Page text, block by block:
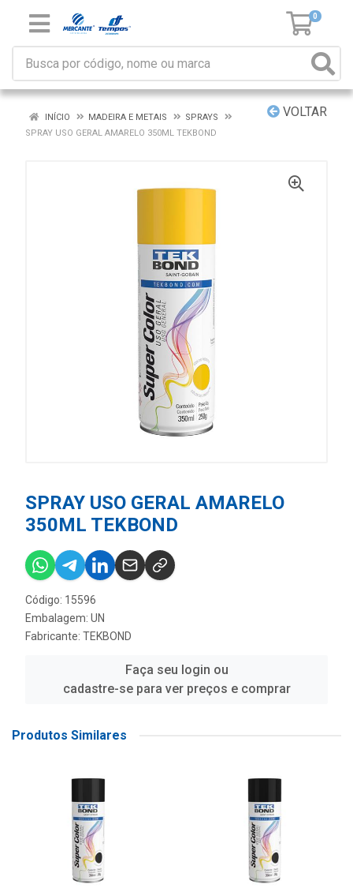
0
VOLTAR
INÍCIO MADEIRA E METAIS
SPRAYS
SPRAY USO GERAL AMARELO 350ML TEKBOND
SPRAY USO GERAL AMARELO
350ML TEKBOND
Código: 15596
Embalagem: UN
Fabricante: TEKBOND
Faça seu login ou
cadastre-se para ver preços e comprar
Produtos Similares